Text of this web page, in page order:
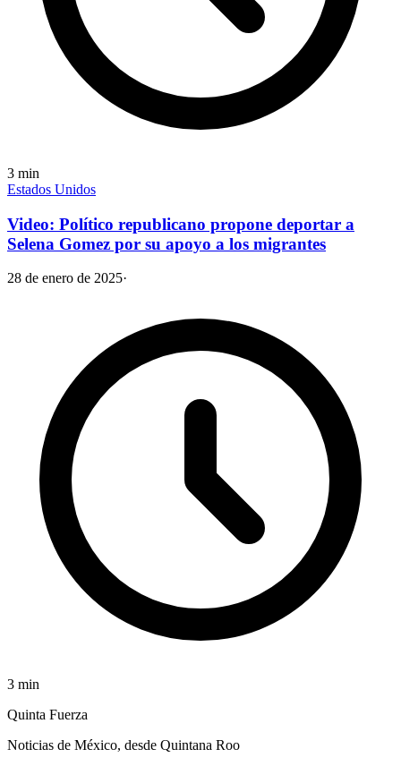
3 min
Estados Unidos
Video: Político republicano propone deportar a
Selena Gomez por su apoyo a los migrantes
28 de enero de 2025·
3 min
Quinta Fuerza
Noticias de México, desde Quintana Roo